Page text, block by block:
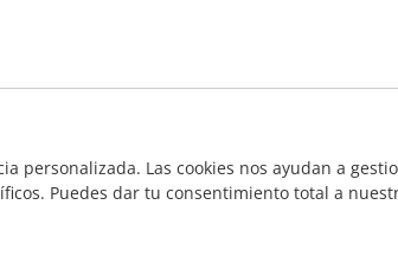
personalizada. Las cookies nos ayudan a
Puedes dar tu consentimiento total a